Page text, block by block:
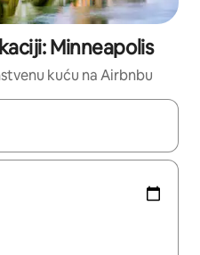
Minneapolis
kuću na Airbnbu
se gore i dolje pomoću